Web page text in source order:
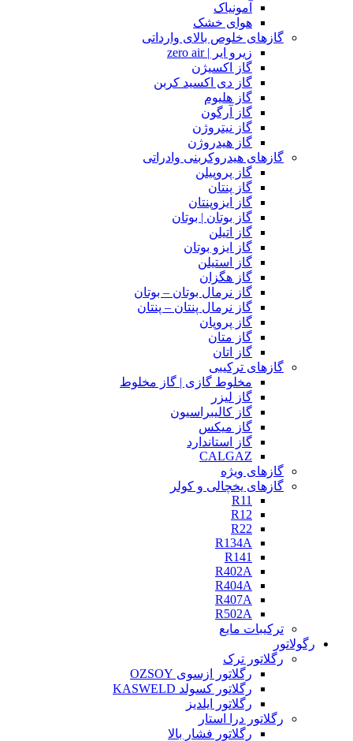
آمونیاک
هوای خشک
گازهای خلوص بالای وارداتی
زیرو ایر | zero air
گاز اکسیژن
گاز دی اکسید کربن
گاز هلیوم
گاز آرگون
گاز نیتروژن
گاز هیدروژن
گازهای هیدروکربنی وادراتی
گاز پروپیلن
گاز پنتان
گاز ایزوپنتان
گاز بوتان | بوتان
گاز اتیلن
گاز ایزو بوتان
گاز استیلن
گاز هگزان
گاز نرمال بوتان – بوتان
گاز نرمال پنتان – پنتان
گاز پروپان
گاز متان
گاز اتان
گازهای ترکیبی
مخلوط گازی | گاز مخلوط
گاز لیزر
گاز کالیبراسیون
گاز میکس
گاز استاندارد
CALGAZ
گازهای ویژه
گازهای یخچالی و کولر
R11
R12
R22
R134A
R141
R402A
R404A
R407A
R502A
ترکیبات مایع
رگولاتور
رگلاتور ترک
رگلاتور ازسوی OZSOY
رگلاتور کسولد KASWELD
رگلاتور ایلدیز
رگلاتور درا استار
رگلاتور فشار بالا